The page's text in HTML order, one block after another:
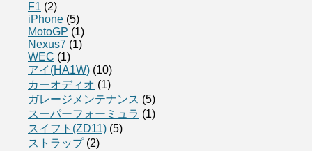
F1 (2)
iPhone (5)
MotoGP (1)
Nexus7 (1)
WEC (1)
アイ(HA1W) (10)
カーオディオ (1)
ガレージメンテナンス (5)
スーパーフォーミュラ (1)
スイフト(ZD11) (5)
ストラップ(2)